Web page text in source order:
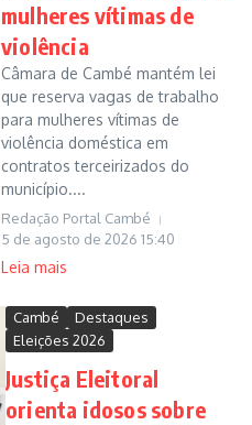
mulheres vítimas de
violência
Câmara de Cambé mantém lei
que reserva vagas de trabalho
para mulheres vítimas de
violência doméstica em
contratos terceirizados do
município....
Redação Portal Cambé
5 de agosto de 2026 15:40
Leia mais
Cambé
Destaques
Eleições 2026
Justiça Eleitoral
orienta idosos sobre